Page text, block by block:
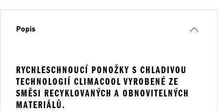
Popis
RYCHLESCHNOUCÍ PONOŽKY S CHLADIVOU
TECHNOLOGIÍ CLIMACOOL VYROBENÉ ZE
SMĚSI RECYKLOVANÝCH A OBNOVITELNÝCH
MATERIÁLŮ.